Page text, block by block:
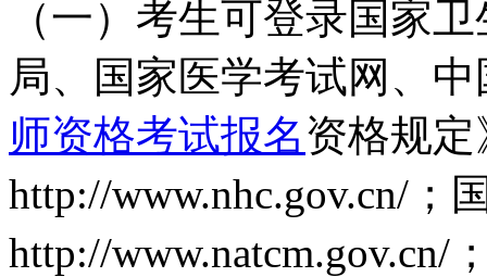
（一）考生可登录国家
局、国家医学考试网、
师资格考试报名资格规
http://www.nhc.gov.cn/ ；
http://www.natcm.gov.cn/